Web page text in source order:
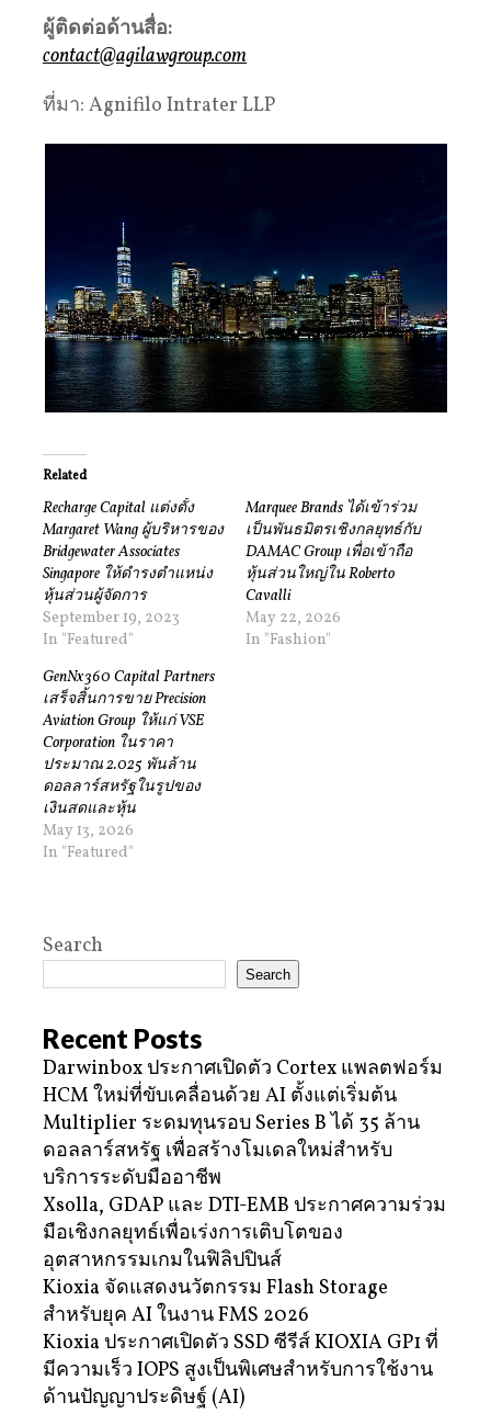
ผู้ติดต่อด้านสื่อ:
contact@agilawgroup.com
ที่มา: Agnifilo Intrater LLP
Related
Recharge Capital แต่งตั้ง
Margaret Wang ผู้บริหารของ
Bridgewater Associates
Singapore ให้ดำรงตำแหน่ง
หุ้นส่วนผู้จัดการ
September 19, 2023
In "Featured"
Marquee Brands ได้เข้าร่วม
เป็นพันธมิตรเชิงกลยุทธ์กับ
DAMAC Group เพื่อเข้าถือ
หุ้นส่วนใหญ่ใน Roberto
Cavalli
May 22, 2026
In "Fashion"
GenNx360 Capital Partners
เสร็จสิ้นการขาย Precision
Aviation Group ให้แก่ VSE
Corporation ในราคา
ประมาณ 2.025 พันล้าน
ดอลลาร์สหรัฐในรูปของ
เงินสดและหุ้น
May 13, 2026
In "Featured"
Search
Search
Recent Posts
Darwinbox ประกาศเปิดตัว Cortex แพลตฟอร์ม
HCM ใหม่ที่ขับเคลื่อนด้วย AI ตั้งแต่เริ่มต้น
Multiplier ระดมทุนรอบ Series B ได้ 35 ล้าน
ดอลลาร์สหรัฐ เพื่อสร้างโมเดลใหม่สำหรับ
บริการระดับมืออาชีพ
Xsolla, GDAP และ DTI-EMB ประกาศความร่วม
มือเชิงกลยุทธ์เพื่อเร่งการเติบโตของ
อุตสาหกรรมเกมในฟิลิปปินส์
Kioxia จัดแสดงนวัตกรรม Flash Storage
สำหรับยุค AI ในงาน FMS 2026
Kioxia ประกาศเปิดตัว SSD ซีรีส์ KIOXIA GP1 ที่
มีความเร็ว IOPS สูงเป็นพิเศษสำหรับการใช้งาน
ด้านปัญญาประดิษฐ์ (AI)